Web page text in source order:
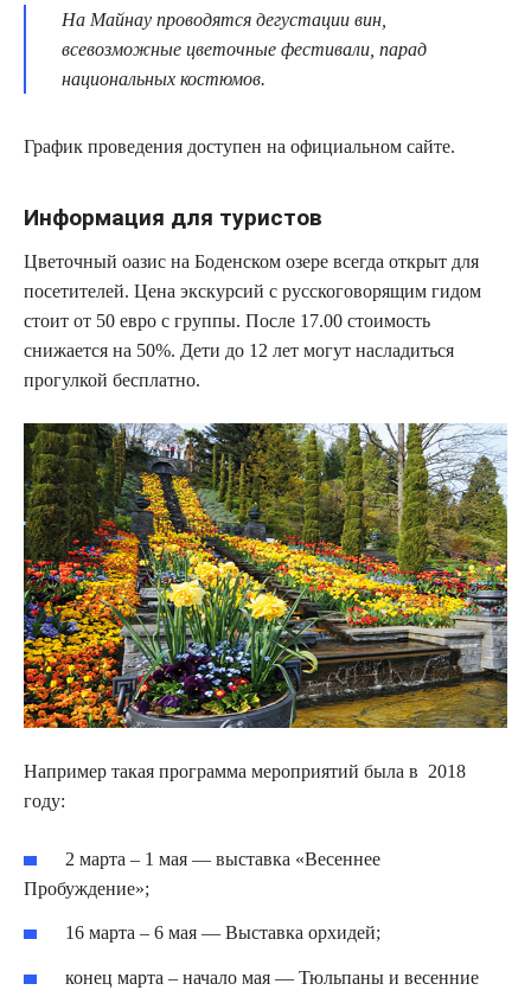
На Майнау проводятся дегустации вин,
всевозможные цветочные фестивали, парад
национальных костюмов.
График проведения доступен на официальном сайте.
Информация для туристов
Цветочный оазис на Боденском озере всегда открыт для
посетителей. Цена экскурсий с русскоговорящим гидом
стоит от 50 евро с группы. После 17.00 стоимость
снижается на 50%. Дети до 12 лет могут насладиться
прогулкой бесплатно.
Например такая программа мероприятий была в 2018
году:
2 марта – 1 мая — выставка «Весеннее
Пробуждение»;
16 марта – 6 мая — Выставка орхидей;
конец марта – начало мая — Тюльпаны и весенние